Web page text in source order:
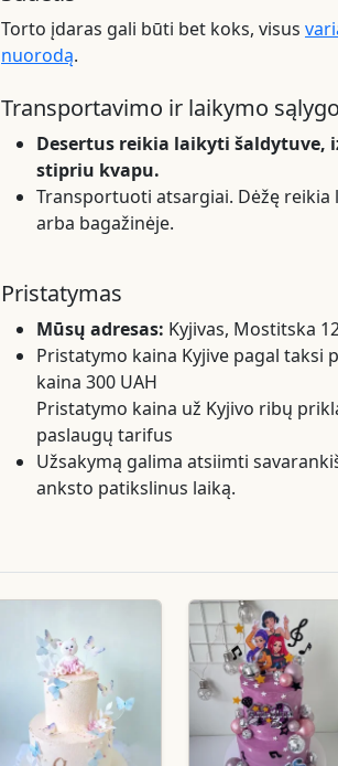
Torto įdaras gali būti bet koks, visus
nuorodą.
Transportavimo ir laikymo
Desertus reikia laikyti
stipriu kvapu.
Transportuoti atsargiai. Dėžę
arba bagažinėje.
Pristatymas
Mūsų adresas: Kyjivas, Mostitska
Pristatymo kaina Kyjive pagal taksi
kaina 300 UAH
Pristatymo kaina už Kyjivo ribų
paslaugų tarifus
Užsakymą galima atsiimti
anksto patikslinus laiką.